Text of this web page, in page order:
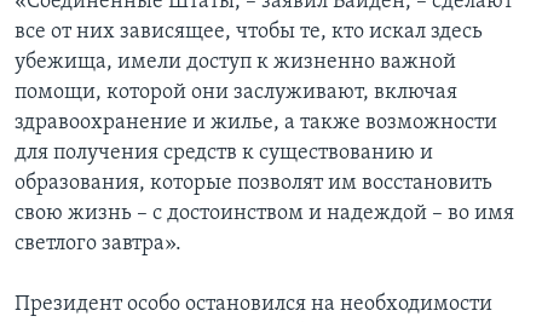
все от них зависящее, чтобы те, кто искал здесь
убежища, имели доступ к жизненно важной
помощи, которой они заслуживают, включая
здравоохранение и жилье, а также возможности
для получения средств к существованию и
образования, которые позволят им восстановить
свою жизнь – с достоинством и надеждой – во имя
светлого завтра».
Президент особо остановился на необходимости